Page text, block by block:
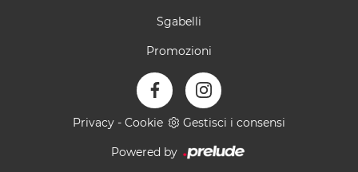
Sgabelli
Promozioni
Privacy - Cookie Gestisci i consensi
Powered by